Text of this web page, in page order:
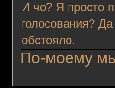
И чо? Я просто
голосования?
обстояло.
По-моему